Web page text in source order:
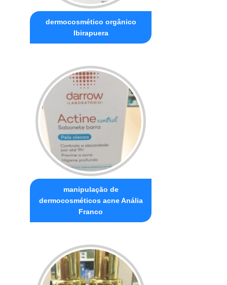
dermocosmético orgânico
Ibirapuera
manipulação de
dermocosméticos acne Anália
Franco